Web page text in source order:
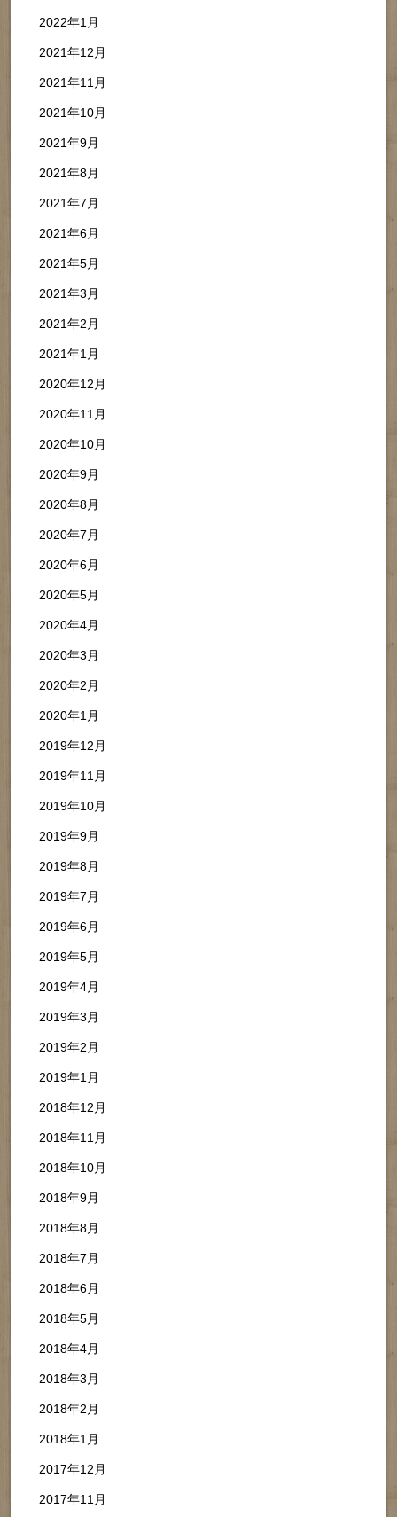
2022年1月
2021年12月
2021年11月
2021年10月
2021年9月
2021年8月
2021年7月
2021年6月
2021年5月
2021年3月
2021年2月
2021年1月
2020年12月
2020年11月
2020年10月
2020年9月
2020年8月
2020年7月
2020年6月
2020年5月
2020年4月
2020年3月
2020年2月
2020年1月
2019年12月
2019年11月
2019年10月
2019年9月
2019年8月
2019年7月
2019年6月
2019年5月
2019年4月
2019年3月
2019年2月
2019年1月
2018年12月
2018年11月
2018年10月
2018年9月
2018年8月
2018年7月
2018年6月
2018年5月
2018年4月
2018年3月
2018年2月
2018年1月
2017年12月
2017年11月